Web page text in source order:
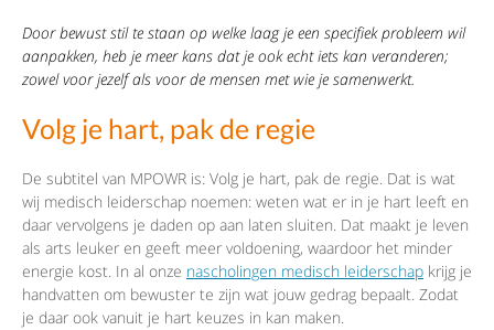
Door bewust stil te staan op welke laag je een specifiek probleem wil
aanpakken, heb je meer kans dat je ook echt iets kan veranderen;
zowel voor jezelf als voor de mensen met wie je samenwerkt.
Volg je hart, pak de regie
De subtitel van MPOWR is: Volg je hart, pak de regie. Dat is wat
wij medisch leiderschap noemen: weten wat er in je hart leeft en
daar vervolgens je daden op aan laten sluiten. Dat maakt je leven
als arts leuker en geeft meer voldoening, waardoor het minder
energie kost. In al onze nascholingen medisch leiderschap krijg je
handvatten om bewuster te zijn wat jouw gedrag bepaalt. Zodat
je daar ook vanuit je hart keuzes in kan maken.